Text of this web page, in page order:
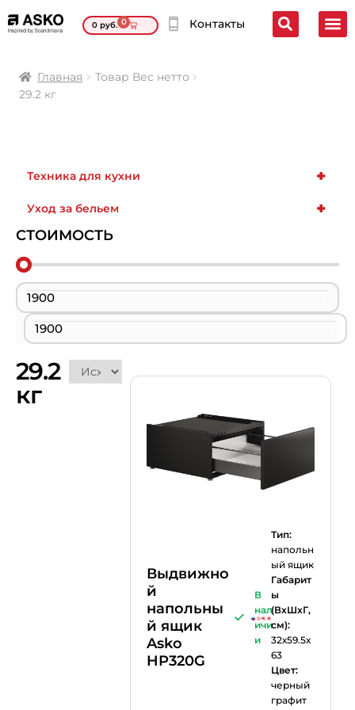
0руб. 0 Контакты
Главная
Товар Вес нетто
29.2 кг
+
Техника для кухни
+
Уход за бельем
СТОИМОСТЬ
29.2
кг
Выдвижно
й
напольны
й ящик
Asko
HP320G
В
нал
ичи
и
Тип:
напольн
ый ящик
Габарит
ы
(ВхШхГ,
см):
32х59.5х
63
Цвет:
черный
графит